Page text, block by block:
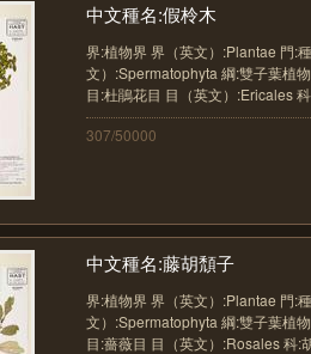
中文種名:假柃木
界:植物界 界（英文）:Plantae 門:
文）:Spermatophyta 綱:雙子葉植
目:杜鵑花目 目（英文）:Ericales
307/50000
中文種名:藤胡頹子
界:植物界 界（英文）:Plantae 門:
文）:Spermatophyta 綱:雙子葉植
目:薔薇目 目（英文）:Rosales 科: